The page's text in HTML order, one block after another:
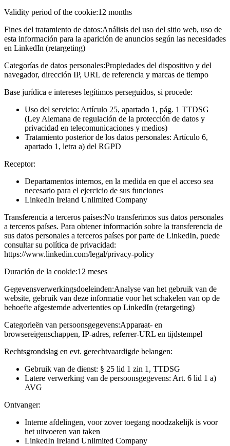
Validity period of the cookie:12 months
Fines del tratamiento de datos:Análisis del uso del sitio web, uso de
esta información para la aparición de anuncios según las necesidades
en LinkedIn (retargeting)
Categorías de datos personales:Propiedades del dispositivo y del
navegador, dirección IP, URL de referencia y marcas de tiempo
Base jurídica e intereses legítimos perseguidos, si procede:
Uso del servicio: Artículo 25, apartado 1, pág. 1 TTDSG
(Ley Alemana de regulación de la protección de datos y
privacidad en telecomunicaciones y medios)
Tratamiento posterior de los datos personales: Artículo 6,
apartado 1, letra a) del RGPD
Receptor:
Departamentos internos, en la medida en que el acceso sea
necesario para el ejercicio de sus funciones
LinkedIn Ireland Unlimited Company
Transferencia a terceros países:No transferimos sus datos personales
a terceros países. Para obtener información sobre la transferencia de
sus datos personales a terceros países por parte de LinkedIn, puede
consultar su política de privacidad:
https://www.linkedin.com/legal/privacy-policy
Duración de la cookie:12 meses
Gegevensverwerkingsdoeleinden:Analyse van het gebruik van de
website, gebruik van deze informatie voor het schakelen van op de
behoefte afgestemde advertenties op LinkedIn (retargeting)
Categorieën van persoonsgegevens:Apparaat- en
browsereigenschappen, IP-adres, referrer-URL en tijdstempel
Rechtsgrondslag en evt. gerechtvaardigde belangen:
Gebruik van de dienst: § 25 lid 1 zin 1, TTDSG
Latere verwerking van de persoonsgegevens: Art. 6 lid 1 a)
AVG
Ontvanger:
Interne afdelingen, voor zover toegang noodzakelijk is voor
het uitvoeren van taken
LinkedIn Ireland Unlimited Company